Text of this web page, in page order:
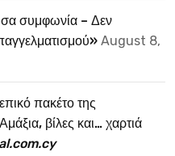
συμφωνία – Δεν
August 8,
πακέτο της
βίλες και… χαρτιά